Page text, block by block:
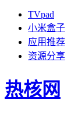
TVpad
小米盒子
应用推荐
资源分享
热核网